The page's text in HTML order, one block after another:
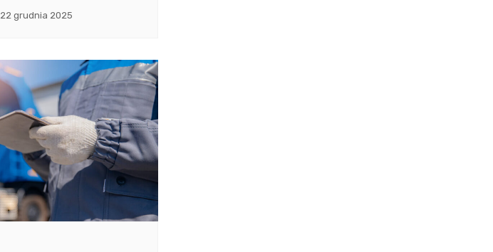
22 grudnia 2025